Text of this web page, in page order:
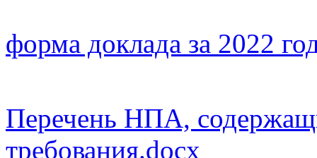
форма доклада за 2022
Перечень НПА,
требования.docx